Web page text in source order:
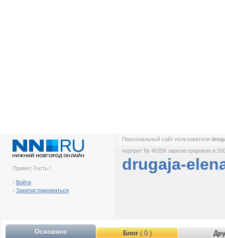
Привет, Гость !
- Войти
- Зарегистрироваться
Персональный сайт пользователя
портрет № 45356 зарегистрирован в
drugaja-
Основное Блог( 0 )